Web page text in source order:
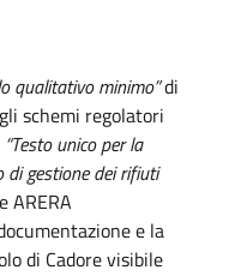
qualitativo minimo”di
schemi regolatori
“Testo unico per la
di gestione dei rifiuti
ARERA
e la
di Cadore visibile